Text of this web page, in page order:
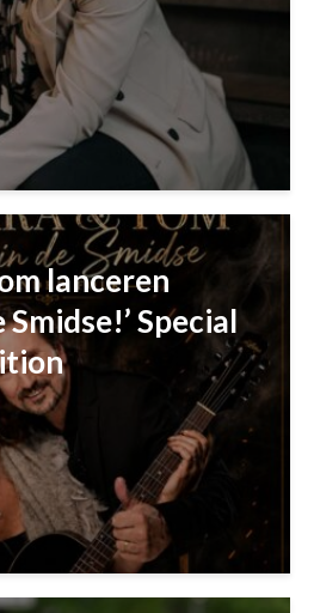
lanceren
Smidse!’ Special